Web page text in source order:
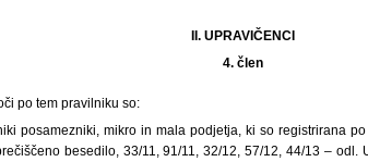
II. UPRAVIČENCI
4. člen
po tem pravilniku so:
posamezniki, mikro in mala podjetja, ki so registrirana
besedilo, 33/11, 91/11, 32/12, 57/12, 44/13 – odl.